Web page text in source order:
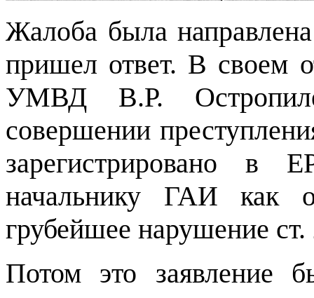
Жалоба была
пришел ответ. В своем
УМВД В.Р.
совершении
зарегистрировано в
начальнику ГАИ как
грубейшее нарушение
Потом это заявление